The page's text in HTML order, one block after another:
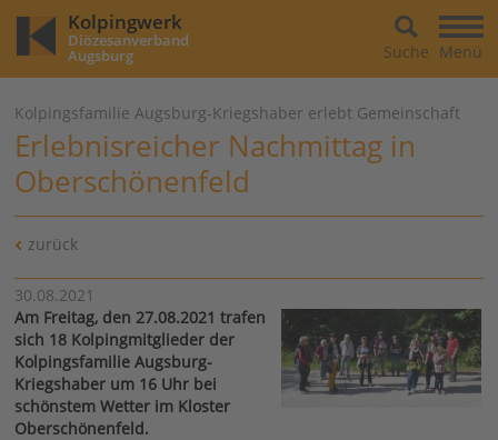
Kolpingwerk
Diözesanverband
Augsburg Menü
Suche
Kolpingsfamilie Augsburg-Kriegshaber erlebt Gemeinschaft
Erlebnisreicher Nachmittag in
Oberschönenfeld
zurück
30.08.2021
Am Freitag, den 27.08.2021 trafen
sich 18 Kolpingmitglieder der
Kolpingsfamilie Augsburg-
Kriegshaber um 16 Uhr bei
schönstem Wetter im Kloster
Oberschönenfeld.